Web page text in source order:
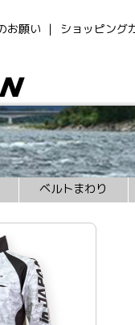
お願い ショッピング
ベルトまわり